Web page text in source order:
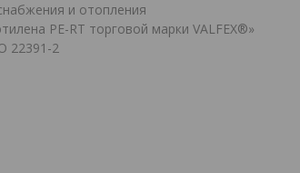
и отопления
PE-RT торговой марки VALFEX®»
22391-2